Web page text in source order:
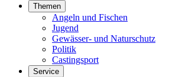
Themen
Angeln und Fischen
Jugend
Gewässer- und Naturschutz
Politik
Castingsport
Service